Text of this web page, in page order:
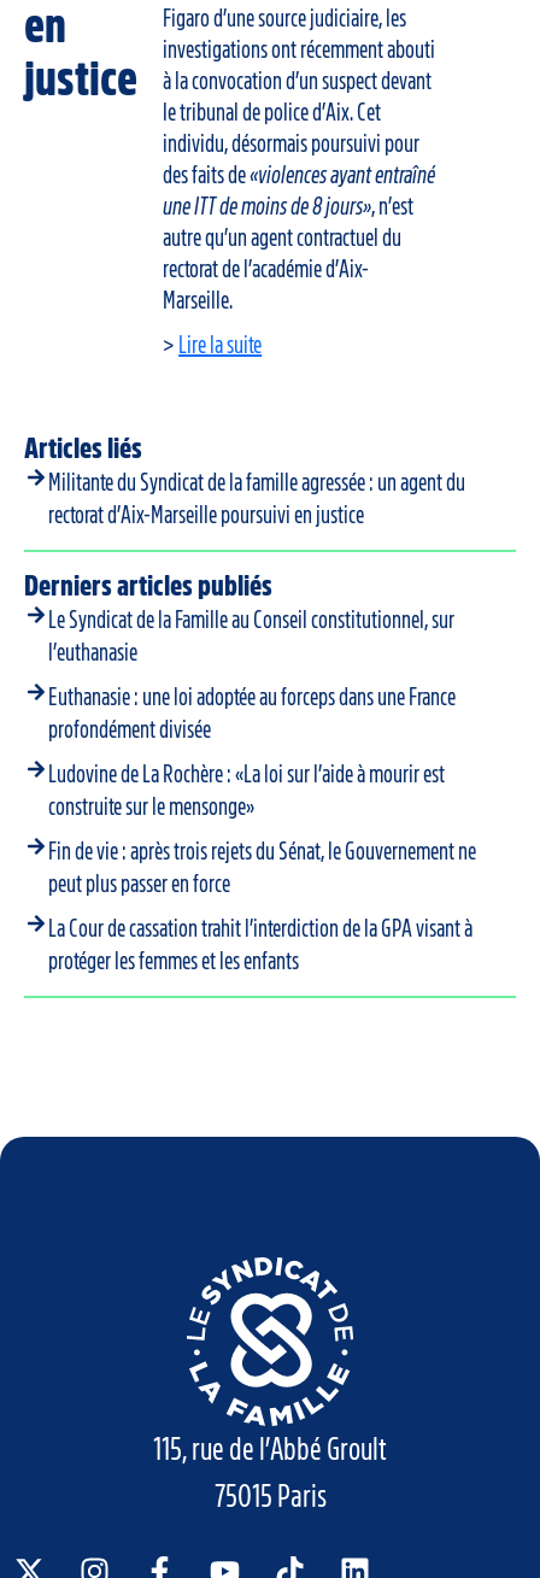
Articles liés
Militante du Syndicat de la famille agressée : un agent du
rectorat d’Aix-Marseille poursuivi en justice
Derniers articles publiés
Le Syndicat de la Famille au Conseil constitutionnel, sur
l’euthanasie
Euthanasie : une loi adoptée au forceps dans une France
profondément divisée
Ludovine de La Rochère : «La loi sur l’aide à mourir est
construite sur le mensonge»
Fin de vie : après trois rejets du Sénat, le Gouvernement ne
peut plus passer en force
La Cour de cassation trahit l’interdiction de la GPA visant à
protéger les femmes et les enfants
en
justice
Figaro d’une source judiciaire, les
investigations ont récemment abouti
à la convocation d’un suspect devant
le tribunal de police d’Aix. Cet
individu, désormais poursuivi pour
des faits de«violences ayant entraîné
une ITT de moins de 8 jours», n’est
autre qu’un agent contractuel du
rectorat de l’académie d’Aix-
Marseille.
> Lire la suite
115, rue de l’Abbé Groult
75015 Paris